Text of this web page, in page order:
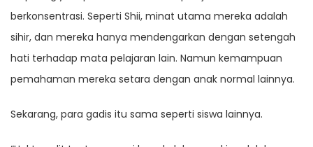
berkonsentrasi. Seperti Shii, minat utama mereka adalah
sihir, dan mereka hanya mendengarkan dengan setengah
hati terhadap mata pelajaran lain. Namun kemampuan
pemahaman mereka setara dengan anak normal lainnya.
Sekarang, para gadis itu sama seperti siswa lainnya.